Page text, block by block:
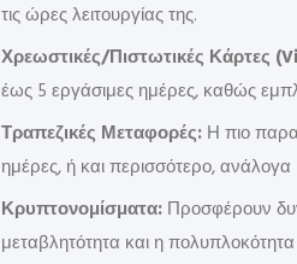
τις ώρες λειτουργίας της.
Χρεωστικές/Πιστωτικές Κάρτες
έως 5 εργάσιμες ημέρες, καθώς
Τραπεζικές Μεταφορές: Η πιο
ημέρες, ή και περισσότερο, ανάλογα
Κρυπτονομίσματα: Προσφέρουν
μεταβλητότητα και η